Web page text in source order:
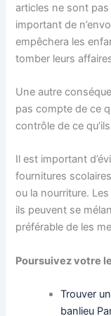
articles ne sont
important de
empêchera les
tomber leurs
Une autre
pas compte de ce
contrôle de ce
Il est important
fournitures
ou la nourriture.
ils peuvent se
préférable de les
Poursuivez votre
Trouver
banlieu